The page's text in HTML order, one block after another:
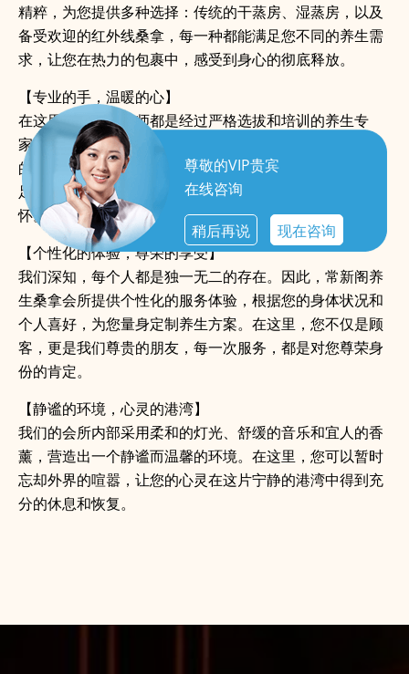
尊敬的VIP贵宾
在线咨询
稍后再说 现在咨询
精粹，为您提供多种选择：传统的干蒸房、湿蒸房，以及
备受欢迎的红外线桑拿，每一种都能满足您不同的养生需
求，让您在热力的包裹中，感受到身心的彻底释放。
【专业的手，温暖的心】
在这里，每一位技师都是经过严格选拔和培训的养生专
家。他们的双手，不仅能为您驱走身体的疲惫，更能为您
的心灵带来温暖的抚慰。从深层组织按摩到热石疗法，从
足底按摩到全身放松，每一次触摸都是对您健康的深切关
怀。
【个性化的体验，尊荣的享受】
我们深知，每个人都是独一无二的存在。因此，常新阁养
生桑拿会所提供个性化的服务体验，根据您的身体状况和
个人喜好，为您量身定制养生方案。在这里，您不仅是顾
客，更是我们尊贵的朋友，每一次服务，都是对您尊荣身
份的肯定。
【静谧的环境，心灵的港湾】
我们的会所内部采用柔和的灯光、舒缓的音乐和宜人的香
薰，营造出一个静谧而温馨的环境。在这里，您可以暂时
忘却外界的喧嚣，让您的心灵在这片宁静的港湾中得到充
分的休息和恢复。